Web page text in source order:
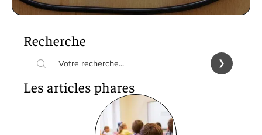
Recherche
Les articles phares